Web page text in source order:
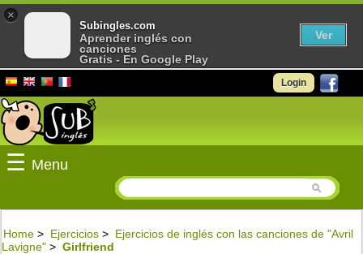
Login
☰ Menu
Home > Ejercicios > Ejercicios de inglés con las canciones de "Avril
Lavigne" > Girlfriend
×
Subingles.com
Aprender inglés con
canciones
Gratis - En Google Play
Ver